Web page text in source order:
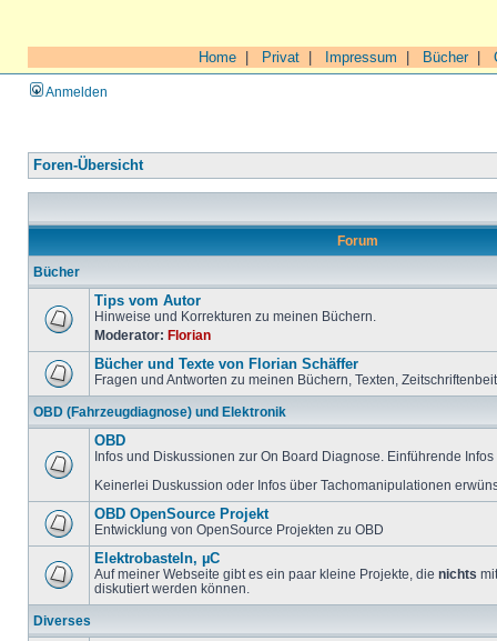
Home Privat Impressum Bücher|
Anmelden
Foren-Übersicht
Forum
Bücher
Tips vom Autor
Hinweise und Korrekturen zu meinen Büchern.
Moderator: Florian
Bücher und Texte von Florian Schäffer
Fragen und Antworten zu meinen Büchern, Texten,
OBD (Fahrzeugdiagnose) und Elektronik
OBD
Infos und Diskussionen zur On Board Diagnose. Einführende
Keinerlei Duskussion oder Infos über Tachomanipulationen
OBD OpenSource Projekt
Entwicklung von OpenSource Projekten zu OBD
Elektrobasteln, µC
Auf meiner Webseite gibt es ein paar kleine Projekte, die nichts
diskutiert werden können.
Diverses